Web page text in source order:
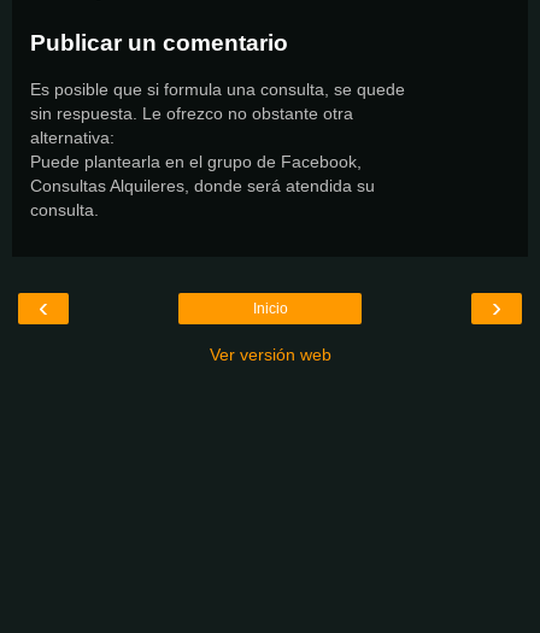
Publicar un comentario
Es posible que si formula una consulta, se quede
sin respuesta. Le ofrezco no obstante otra
alternativa:
Puede plantearla en el grupo de Facebook,
Consultas Alquileres, donde será atendida su
consulta.
‹ ›
Inicio
Ver versión web